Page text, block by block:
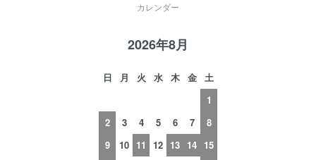
カレンダー
2026年8月
日 月 火 水 木 金
土
1
2
3 4 5 6 7
8
9
10 11 12 13 14 15